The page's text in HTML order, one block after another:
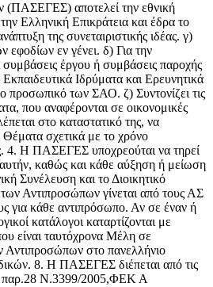
αποτελεί την εθνική
Ελληνική Επικράτεια και έδρα το
της συνεταιριστικής ιδέας. γ)
εφοδίων εν γένει. δ) Για την
έργου ή συμβάσεις παροχής
Ιδρύματα και Ερευνητικά
προσωπικό των ΣΑΟ. ζ) Συντονίζει τις
που αναφέρονται σε οικονομικές
στο καταστατικό της, να
σχετικά με το χρόνο
4. Η ΠΑΣΕΓΕΣ υποχρεούται να τηρεί
καθώς και κάθε αύξηση ή μείωση
Συνέλευση και το Διοικητικό
Αντιπροσώπων γίνεται από τους ΑΣ
για κάθε αντιπρόσωπο. Αν σε έναν ή
κατάλογοι καταρτίζονται με
είναι ταυτόχρονα Μέλη σε
Αντιπροσώπων στο πανελλήνιο
8. Η ΠΑΣΕΓΕΣ διέπεται από τις
παρ.28 Ν.3399/2005,ΦΕΚ Α